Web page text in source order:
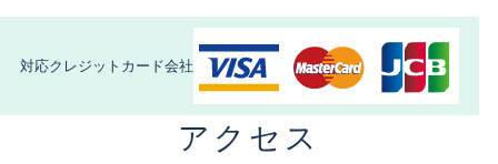
対応クレジットカード会社
アクセス